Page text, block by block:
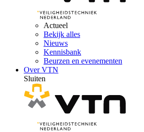
Actueel
Bekijk alles
Nieuws
Kennisbank
Beurzen en evenementen
Over VTN
Sluiten